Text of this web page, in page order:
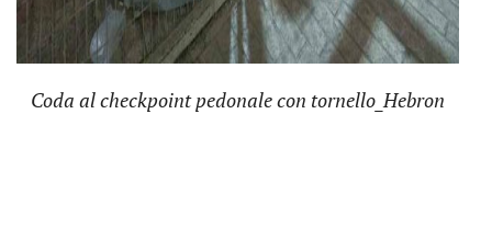
Coda al checkpoint pedonale con tornello_Hebron